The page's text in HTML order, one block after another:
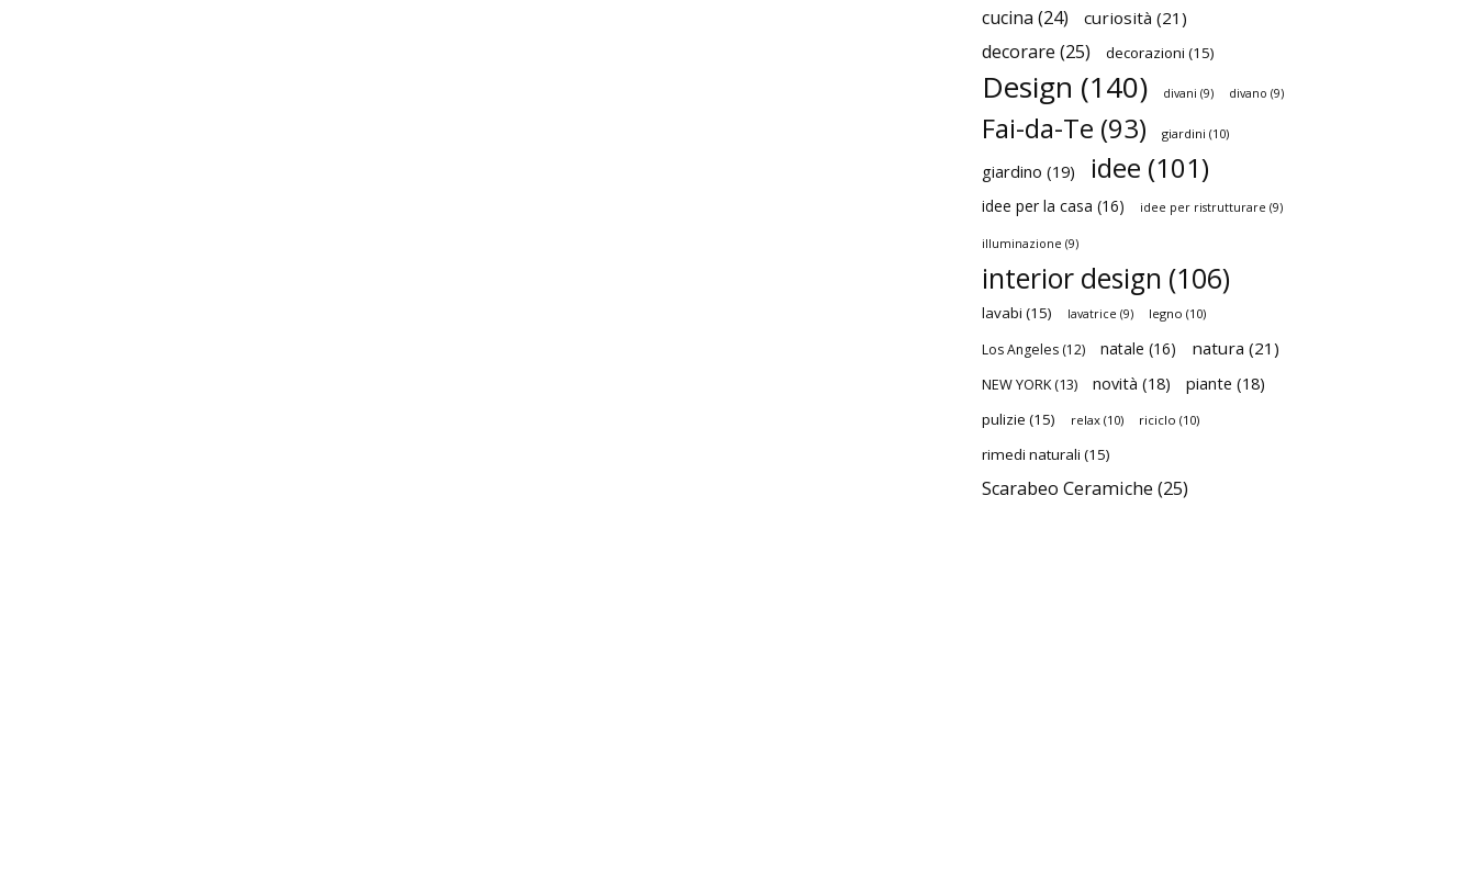
cucina (24) curiosità (21)
decorare (25) decorazioni (15)
Design (140) divani (9) divano (9)
Fai-da-Te (93) giardini (10)
giardino (19) idee (101)
idee per la casa (16) idee per ristrutturare (9)
illuminazione (9)
interior design (106)
lavabi (15) lavatrice (9) legno (10)
Los Angeles (12) natale (16) natura (21)
NEW YORK(13) novità (18) piante (18)
pulizie (15) relax (10) riciclo (10)
rimedi naturali (15)
Scarabeo Ceramiche (25)